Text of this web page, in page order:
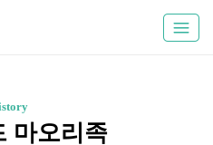
마오리족